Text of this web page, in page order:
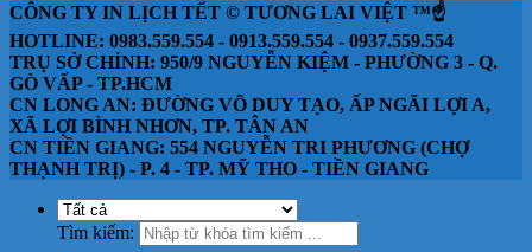
CÔNG TY IN LỊCH TẾT © TƯƠNG LAI VIỆT ™☝️
HOTLINE: 0983.559.554 - 0913.559.554 - 0937.559.554
TRỤ SỞ CHÍNH: 950/9 NGUYỄN KIỆM - PHƯỜNG 3 - Q.
GÒ VẤP - TP.HCM
CN LONG AN: ĐƯỜNG VÕ DUY TẠO, ẤP NGÃI LỢI A,
XÃ LỢI BÌNH NHƠN, TP. TÂN AN
CN TIỀN GIANG: 554 NGUYỄN TRI PHƯƠNG (CHỢ
THẠNH TRỊ) - P. 4 - TP. MỸ THO - TIỀN GIANG
Tìm kiếm: